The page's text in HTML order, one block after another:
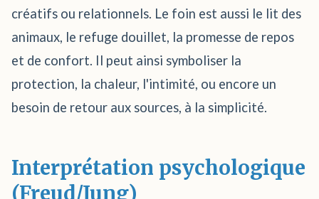
créatifs ou relationnels. Le foin est aussi le lit des
animaux, le refuge douillet, la promesse de repos
et de confort. Il peut ainsi symboliser la
protection, la chaleur, l'intimité, ou encore un
besoin de retour aux sources, à la simplicité.
Interprétation psychologique
(Freud/Jung)